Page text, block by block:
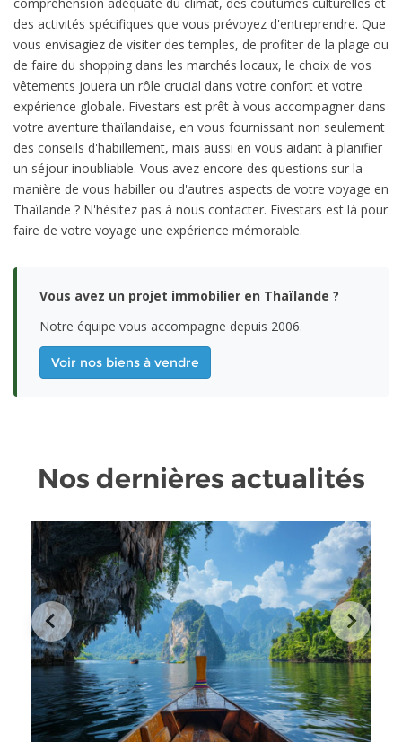
des activités spécifiques que vous prévoyez d'entreprendre. Que
vous envisagiez de visiter des temples, de profiter de la plage ou
de faire du shopping dans les marchés locaux, le choix de vos
vêtements jouera un rôle crucial dans votre confort et votre
expérience globale. Fivestars est prêt à vous accompagner dans
votre aventure thaïlandaise, en vous fournissant non seulement
des conseils d'habillement, mais aussi en vous aidant à planifier
un séjour inoubliable. Vous avez encore des questions sur la
manière de vous habiller ou d'autres aspects de votre voyage en
Thaïlande ? N'hésitez pas à nous contacter. Fivestars est là pour
faire de votre voyage une expérience mémorable.
Vous avez un projet immobilier en Thaïlande ?
Notre équipe vous accompagne depuis 2006.
Voir nos biens à vendre
Nos dernières actualités